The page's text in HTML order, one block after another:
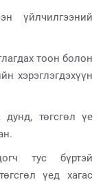
үйлчилгээний
тоон болон
хэрэглэгдэхүүн
төгсгөл үе
тус бүртэй
үед хагас